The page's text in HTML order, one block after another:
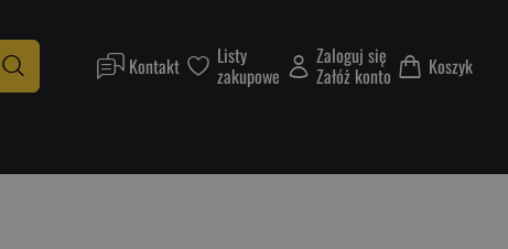
Kontakt Listy
zakupowe
Zaloguj się
Załóż konto Koszyk